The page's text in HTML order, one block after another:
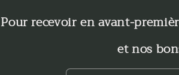
Pour recevoir en avant-
et nos